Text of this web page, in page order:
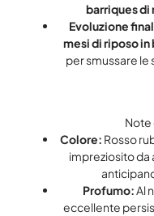
barriques di
Evoluzione
mesi di riposo
per smussare le
Note
Colore: Rosso
impreziosito da
Profumo:Al
eccellente